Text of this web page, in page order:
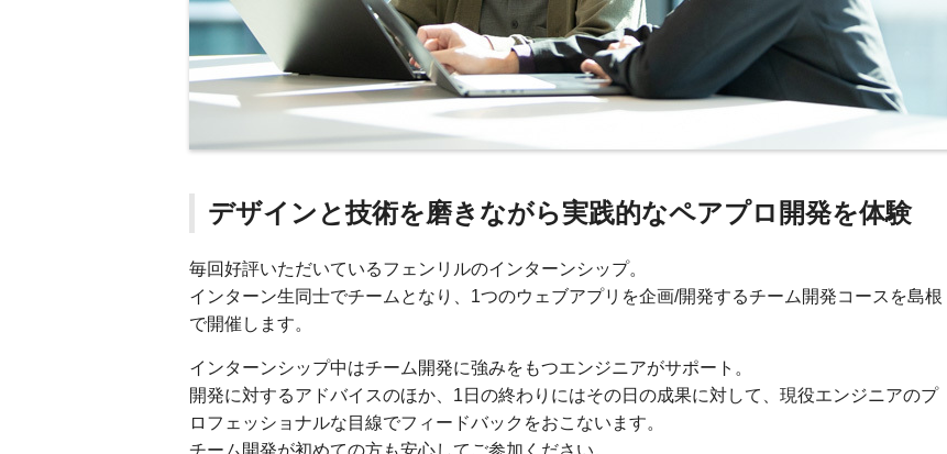
デザインと技術を磨きながら実践的なペアプロ開発を体験
毎回好評いただいているフェンリルのインターンシップ。
インターン生同士でチームとなり、1つのウェブアプリを企画/開発するチーム開発コースを島根
で開催します。
インターンシップ中はチーム開発に強みをもつエンジニアがサポート。
開発に対するアドバイスのほか、1日の終わりにはその日の成果に対して、現役エンジニアのプ
ロフェッショナルな目線でフィードバックをおこないます。
チーム開発が初めての方も安心してご参加ください。